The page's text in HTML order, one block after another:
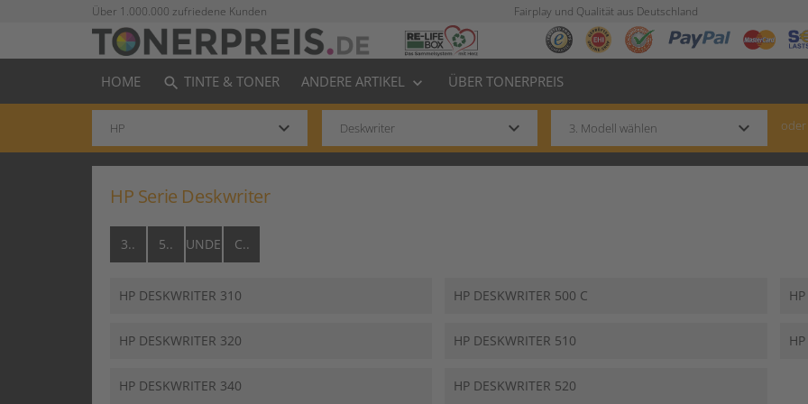
Über 1.000.000 zufriedene Kunden Fairplay und Qualität aus Deutschland
HOME search TINTE & TONER ANDERE ARTIKEL keyboard_arrow_down ÜBER TONERPREIS
keyboard_arrow_down keyboard_arrow_down keyboard_arrow_down oder
HP Serie Deskwriter
3.. 5.. UNDEFINED..
C..
HP DESKWRITER 310
HP DESKWRITER 320
HP DESKWRITER 340
HP DESKWRITER 500 C
HP DESKWRITER 510
HP DESKWRITER 520